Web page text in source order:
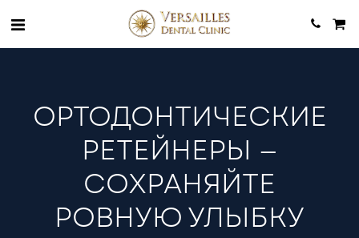
ОРТОДОНТИЧЕСКИЕ
РЕТЕЙНЕРЫ —
СОХРАНЯЙТЕ
РОВНУЮ УЛЫБКУ